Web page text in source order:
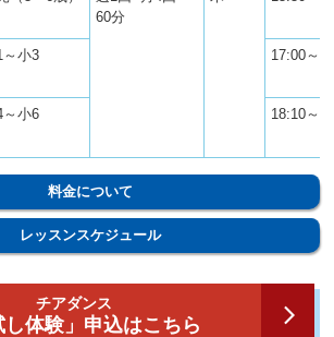
60分
～小3 17:00～
～小6 18:10～
料金について
レッスンスケジュール
チアダンス
し体験」申込はこちら